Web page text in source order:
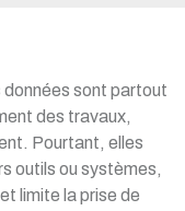
sont partout
des travaux,
Pourtant, elles
outils ou systèmes,
limite la prise de